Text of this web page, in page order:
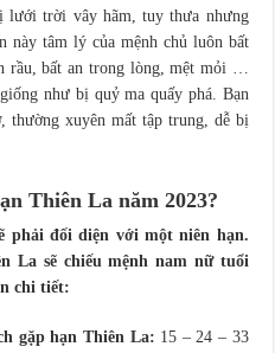
lưới trời vây hãm, tuy thưa nhưng
này tâm lý của mệnh chủ luôn bất
rầu, bất an trong lòng, mệt mỏi …
như bị quỷ ma quấy phá. Bạn
thường xuyên mất tập trung, dễ bị
Thiên La năm 2023?
phải đối diện với một niên hạn.
La sẽ chiếu mệnh nam nữ tuổi
chi tiết:
gặp hạn Thiên La: 15 – 24 – 33